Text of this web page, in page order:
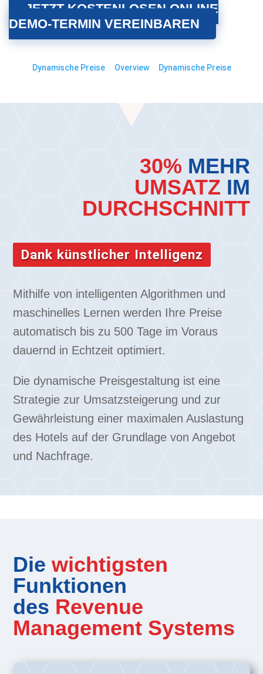
JETZT KOSTENLOSEN ONLINE
DEMO-TERMIN VEREINBAREN
Dynamische Preise Overview Dynamische Preise
30% MEHR
UMSATZ IM
DURCHSCHNITT
Dank künstlicher Intelligenz
Mithilfe von intelligenten Algorithmen und
maschinelles Lernen werden Ihre Preise
automatisch bis zu 500 Tage im Voraus
dauernd in Echtzeit optimiert.
Die dynamische Preisgestaltung ist eine
Strategie zur Umsatzsteigerung und zur
Gewährleistung einer maximalen Auslastung
des Hotels auf der Grundlage von Angebot
und Nachfrage.
Diewichtigsten
Funktionen
des Revenue
Management Systems